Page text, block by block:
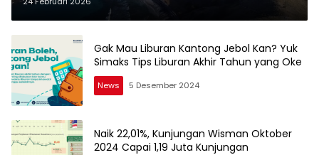
Gak Mau Liburan Kantong Jebol Kan? Yuk
Simaks Tips Liburan Akhir Tahun yang Oke
News 5 Desember 2024
Naik 22,01%, Kunjungan Wisman Oktober
2024 Capai 1,19 Juta Kunjungan